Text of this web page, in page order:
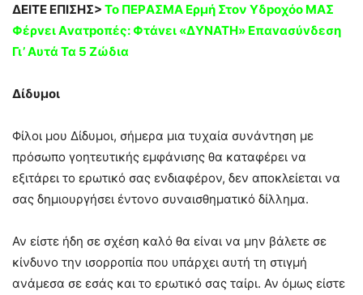
ΔΕΙΤΕ ΕΠΙΣΗΣ> Το ΠEPΑΣΜΑ Eρμή Στον Υδpοχόο ΜΑΣ
Φέρvει Αvατpoπές: Φτάvει «ΔYNΑΤΗ» Eπαvασύvδεση
Γι’ Aυτά Τα 5 Ζώδια
Δίδυμοι
Φίλοι μου Δίδυμοι, σήμερα μια τυχαία συνάντηση με
πρόσωπο γοητευτικής εμφάνισης θα καταφέρει να
εξιτάρει το ερωτικό σας ενδιαφέρον, δεν αποκλείεται να
σας δημιουργήσει έντονο συναισθηματικό δίλλημα.
Αν είστε ήδη σε σχέση καλό θα είναι να μην βάλετε σε
κίνδυνο την ισορροπία που υπάρχει αυτή τη στιγμή
ανάμεσα σε εσάς και το ερωτικό σας ταίρι. Αν όμως είστε